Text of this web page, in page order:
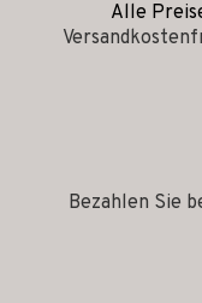
Alle
Bezahlen Sie